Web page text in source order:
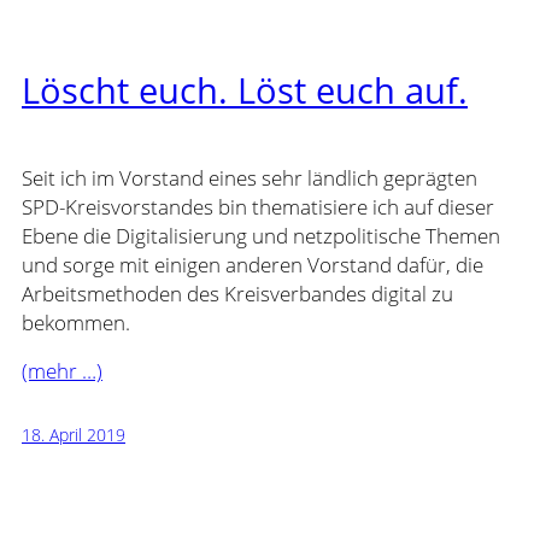
Löscht euch. Löst euch auf.
Seit ich im Vorstand eines sehr ländlich geprägten
SPD-Kreisvorstandes bin thematisiere ich auf dieser
Ebene die Digitalisierung und netzpolitische Themen
und sorge mit einigen anderen Vorstand dafür, die
Arbeitsmethoden des Kreisverbandes digital zu
bekommen.
(mehr …)
18. April 2019